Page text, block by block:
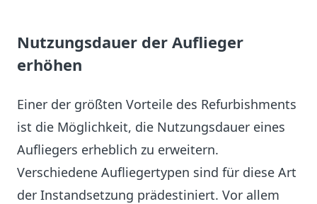
Nutzungsdauer der Auflieger
erhöhen
Einer der größten Vorteile des Refurbishments
ist die Möglichkeit, die Nutzungsdauer eines
Aufliegers erheblich zu erweitern.
Verschiedene Aufliegertypen sind für diese Art
der Instandsetzung prädestiniert. Vor allem